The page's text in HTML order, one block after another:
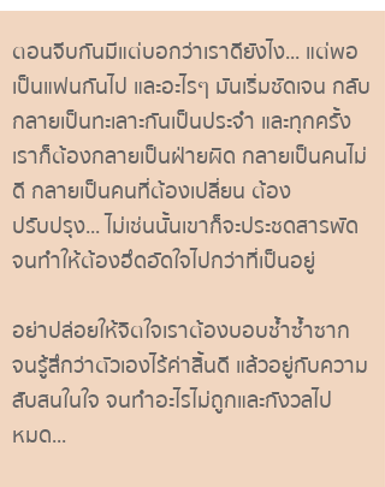
ตอนจีบกันมีแต่บอกว่าเราดียังไง... แต่พอ
เป็นแฟนกันไป และอะไรๆ มันเริ่มชัดเจน กลับ
กลายเป็นทะเลาะกันเป็นประจำ และทุกครั้ง
เราก็ต้องกลายเป็นฝ่ายผิด กลายเป็นคนไม่
ดี กลายเป็นคนที่ต้องเปลี่ยน ต้อง
ปรับปรุง... ไม่เช่นนั้นเขาก็จะประชดสารพัด
จนทำให้ต้องอึดอัดใจไปกว่าที่เป็นอยู่
อย่าปล่อยให้จิตใจเราต้องบอบช้ำซ้ำซาก
จนรู้สึกว่าตัวเองไร้ค่าสิ้นดี แล้วอยู่กับความ
สับสนในใจ จนทำอะไรไม่ถูกและกังวลไป
หมด...